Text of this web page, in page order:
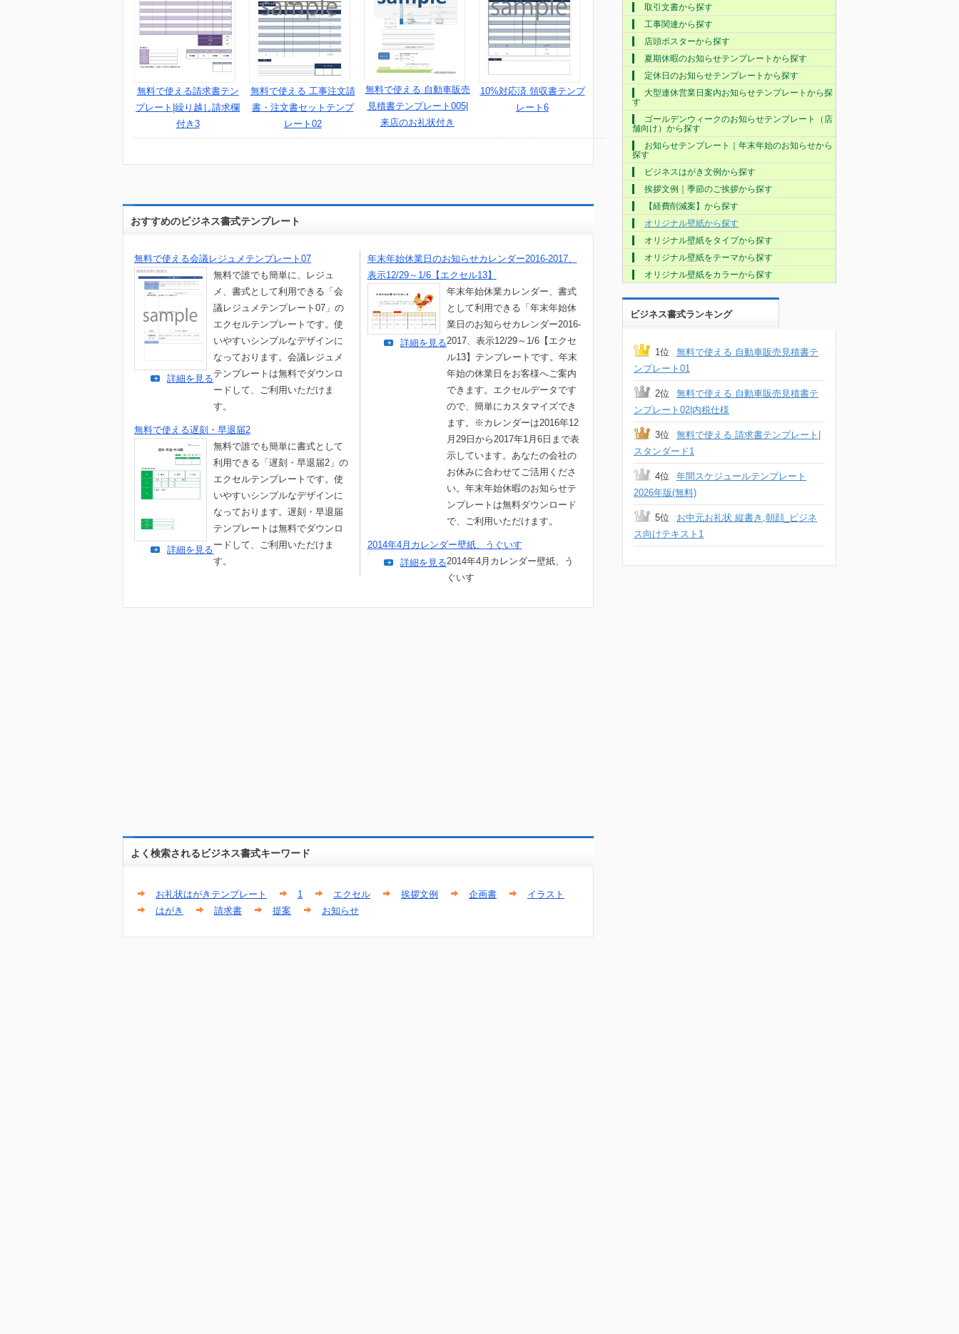
無料で使える請求書テン
プレート|繰り越し請求欄
付き3
無料で使える 工事注文請
書・注文書セットテンプ
レート02
無料で使える 自動車販売
見積書テンプレート005|
来店のお礼状付き
10%対応済 領収書テンプ
レート6
おすすめのビジネス書式テンプレート
無料で使える会議レジュメテンプレート07
無料で誰でも簡単に、レジュ
メ、書式として利用できる「会
議レジュメテンプレート07」の
エクセルテンプレートです。使
いやすいシンプルなデザインに
なっております。会議レジュメ
テンプレートは無料でダウンロ
ードして、ご利用いただけま
す。
詳細を見る
年末年始休業日のお知らせカレンダー2016-2017、
表示12/29～1/6【エクセル13】
年末年始休業カレンダー、書式
として利用できる「年末年始休
業日のお知らせカレンダー2016-
2017、表示12/29～1/6【エクセ
ル13】テンプレートです。年末
年始の休業日をお客様へご案内
できます。エクセルデータです
ので、簡単にカスタマイズでき
ます。※カレンダーは2016年12
月29日から2017年1月6日まで表
示しています。あなたの会社の
お休みに合わせてご活用くださ
い。年末年始休暇のお知らせテ
ンプレートは無料ダウンロード
で、ご利用いただけます。
詳細を見る
無料で使える遅刻・早退届2
無料で誰でも簡単に書式として
利用できる「遅刻・早退届2」の
エクセルテンプレートです。使
いやすいシンプルなデザインに
なっております。遅刻・早退届
テンプレートは無料でダウンロ
ードして、ご利用いただけま
す。
詳細を見る
2014年4月カレンダー壁紙、うぐいす
2014年4月カレンダー壁紙、う
ぐいす
詳細を見る
よく検索されるビジネス書式キーワード
お礼状はがきテンプレート 1 エクセル 挨拶文例 企画書
イラスト
はがき
請求書 提案 お知らせ
取引文書から探す
工事関連から探す
店頭ポスターから探す
夏期休暇のお知らせテンプレートから探す
定休日のお知らせテンプレートから探す
大型連休営業日案内お知らせテンプレートから探
す
ゴールデンウィークのお知らせテンプレート（店
舗向け）から探す
お知らせテンプレート｜年末年始のお知らせから
探す
ビジネスはがき文例から探す
挨拶文例｜季節のご挨拶から探す
【経費削減案】から探す
オリジナル壁紙から探す
オリジナル壁紙をタイプから探す
オリジナル壁紙をテーマから探す
オリジナル壁紙をカラーから探す
ビジネス書式ランキング
1位
無料で使える 自動車販売見積書テ
ンプレート01
2位
無料で使える 自動車販売見積書テ
ンプレート02|内税仕様
3位
無料で使える 請求書テンプレート|
スタンダード1
4位
年間スケジュールテンプレート
2026年版(無料)
5位
お中元お礼状 縦書き,朝顔_ビジネ
ス向けテキスト1